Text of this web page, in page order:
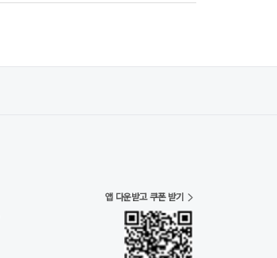
앱 다운받고 쿠폰 받기